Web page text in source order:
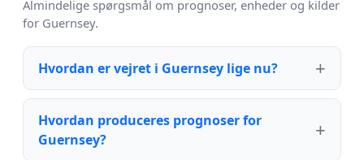
Almindelige spørgsmål om prognoser, enheder og kilder
for Guernsey.
Hvordan er vejret i Guernsey lige nu?
Hvordan produceres prognoser for
Guernsey?